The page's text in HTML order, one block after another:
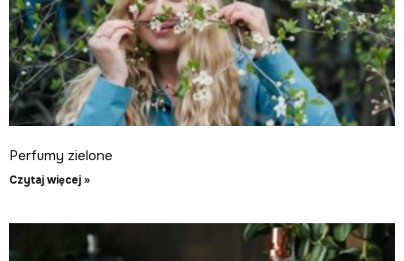
Perfumy zielone
Czytaj więcej »